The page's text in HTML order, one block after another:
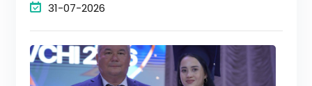
31-07-2026